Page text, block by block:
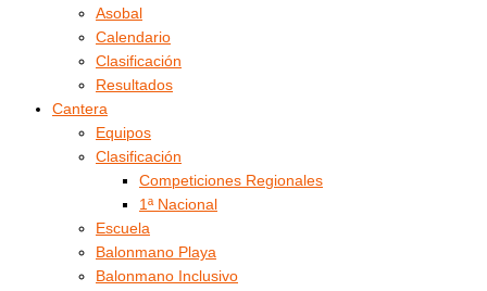
Asobal
Calendario
Clasificación
Resultados
Cantera
Equipos
Clasificación
Competiciones Regionales
1ª Nacional
Escuela
Balonmano Playa
Balonmano Inclusivo